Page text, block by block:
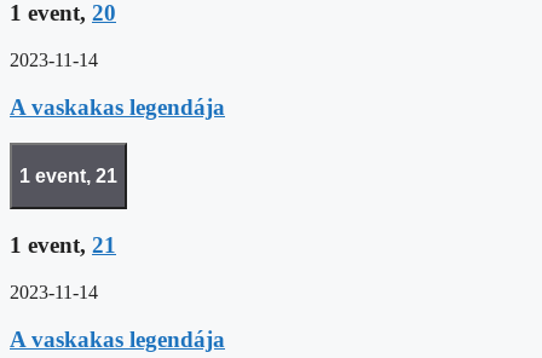
1 event, 20
2023-11-14
A vaskakas legendája
1 event, 21
1 event, 21
2023-11-14
A vaskakas legendája